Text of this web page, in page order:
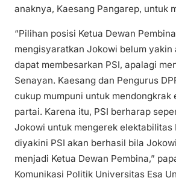
anaknya, Kaesang Pangarep, untuk
“Pilihan posisi Ketua Dewan
mengisyaratkan Jokowi belum yakin
dapat membesarkan PSI, apalagi
Senayan. Kaesang dan Pengurus
cukup mumpuni untuk mendongkrak
partai. Karena itu, PSI berharap
Jokowi untuk mengerek elektabilitas
diyakini PSI akan berhasil bila
menjadi Ketua Dewan Pembina,”
Komunikasi Politik Universitas Esa